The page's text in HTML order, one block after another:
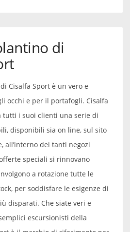
di
Cisalfa Sport è un vero e
occhi e per il portafogli. Cisalfa
tutti i suoi clienti una serie di
disponibili sia on line, sul sito
all’interno dei tanti negozi
speciali si rinnovano
a rotazione tutte le
per soddisfare le esigenze di
disparati. Che siate veri e
escursionisti della